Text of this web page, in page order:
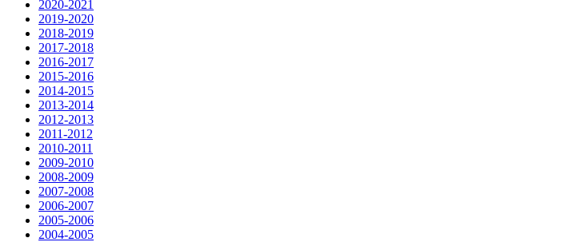
2020-2021
2019-2020
2018-2019
2017-2018
2016-2017
2015-2016
2014-2015
2013-2014
2012-2013
2011-2012
2010-2011
2009-2010
2008-2009
2007-2008
2006-2007
2005-2006
2004-2005